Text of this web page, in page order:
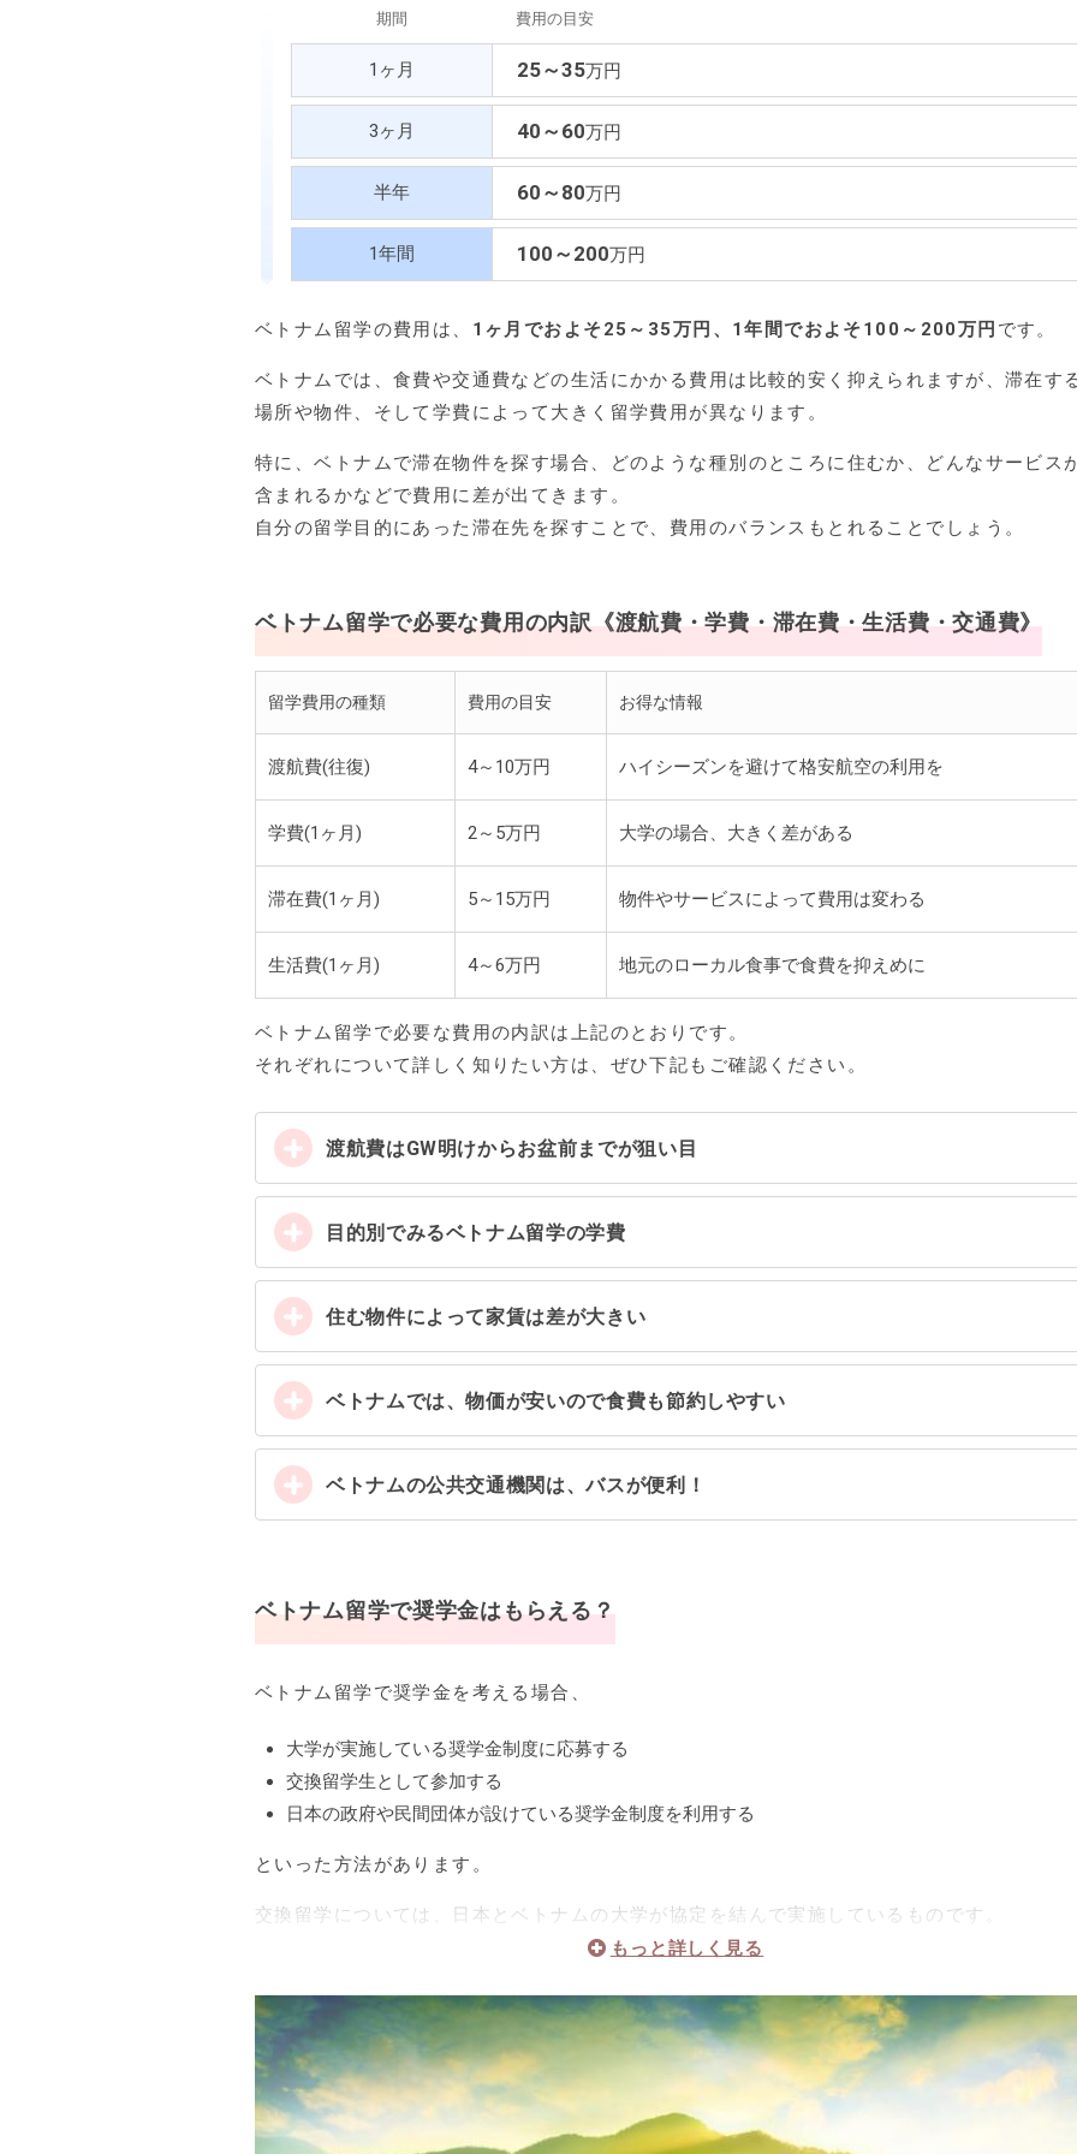
期間 費用の目安
1ヶ月 25～35万円
3ヶ月 40～60万円
半年 60～80万円
1年間 100～200万円
ベトナム留学の費用は、 1ヶ月でおよそ25～35万円、1年間でおよそ100～200万円 です。
ベトナムでは、食費や交通費などの生活にかかる費用は比較的安く抑えられますが、滞在す
場所や物件、そして学費によって大きく留学費用が異なります。
特に、ベトナムで滞在物件を探す場合、どのような種別のところに住むか、どんなサービス
含まれるかなどで費用に差が出てきます。
自分の留学目的にあった滞在先を探すことで、費用のバランスもとれることでしょう。
ベトナム留学で必要な費用の内訳《渡航費・学費・滞在費・生活費・交通費》
留学費用の種類 費用の目安 お得な情報
渡航費(往復) 4～10万円 ハイシーズンを避けて格安航空の利用を
学費(1ヶ月) 2～5万円 大学の場合、大きく差がある
滞在費(1ヶ月) 5～15万円 物件やサービスによって費用は変わる
生活費(1ヶ月) 4～6万円 地元のローカル食事で食費を抑えめに
ベトナム留学で必要な費用の内訳は上記のとおりです。
それぞれについて詳しく知りたい方は、ぜひ下記もご確認ください。
渡航費はGW明けからお盆前までが狙い目
目的別でみるベトナム留学の学費
住む物件によって家賃は差が大きい
ベトナムでは、物価が安いので食費も節約しやすい
ベトナムの公共交通機関は、バスが便利！
ベトナム留学で奨学金はもらえる？
ベトナム留学で奨学金を考える場合、
大学が実施している奨学金制度に応募する
交換留学生として参加する
日本の政府や民間団体が設けている奨学金制度を利用する
といった方法があります。
交換留学については、日本とベトナムの大学が協定を結んで実施しているものです。
一例として、ハノイ国家大学では日本からの交換留学生の募集を積極的に行なっています。
また、「日本学生支援機構」などの団体でも海外留学生を対象とした奨学金制度を紹介して
ます。
留学者たちの大きな支えとなるのが、奨学金制度です。
どの大学で制度を採用しているのか、自分が制度の対象に当てはまっているかなど、積極的
調べてみることが留学へのワンステップになりますよ！